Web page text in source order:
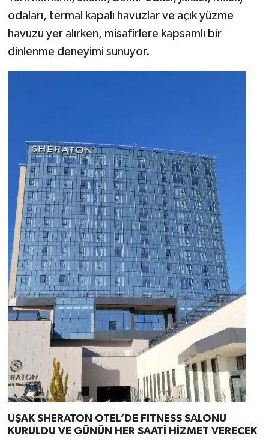
odaları, termal kapalı havuzlar ve açık yüzme
havuzu yer alırken, misafirlere kapsamlı bir
dinlenme deneyimi sunuyor.
UŞAK SHERATON OTEL’DE FITNESS SALONU
KURULDU VE GÜNÜN HER SAATİ HİZMET VERECEK